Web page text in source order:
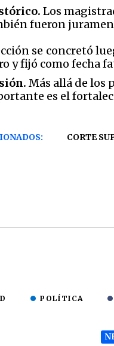
Los
fueron
se concretó
y fijó como fecha
Más allá de los
es el
CORTE
POLÍTICA